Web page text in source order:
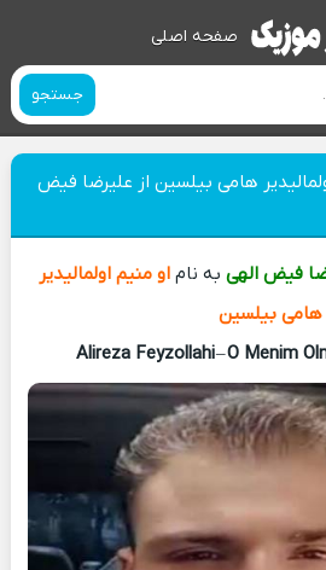
صفحه اصلی
جستجو
هامی بیلسین از علیرضا فیض
فیض الهی به نام او منیم اولمالیدیر
هامی بیلسین
Alireza Feyzollahi–O Menim